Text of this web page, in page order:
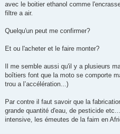
avec le boitier ethanol comme
filtre a air.
Quelqu'un peut me confirmer?
Et ou l'acheter et le faire monter?
Il me semble aussi qu'il y a plusieurs
boîtiers font que la moto se comporte
trou a l’accélération...)
Par contre il faut savoir que la
grande quantité d'eau, de pesticide
intensive, les émeutes de la faim en